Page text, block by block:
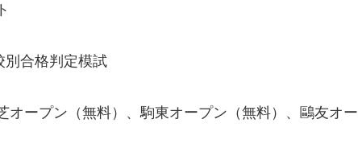
別合格判定模試
オープン（無料）、駒東オープン（無料）、鷗友オー